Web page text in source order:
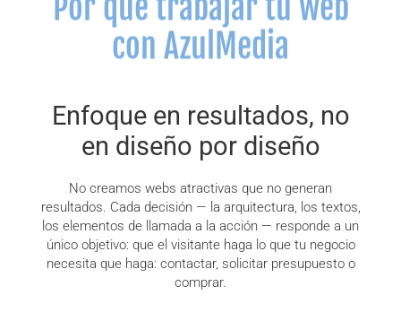
con AzulMedia
Enfoque en resultados, no
en diseño por diseño
No creamos webs atractivas que no generan
resultados. Cada decisión — la arquitectura, los textos,
los elementos de llamada a la acción — responde a un
único objetivo: que el visitante haga lo que tu negocio
necesita que haga: contactar, solicitar presupuesto o
comprar.